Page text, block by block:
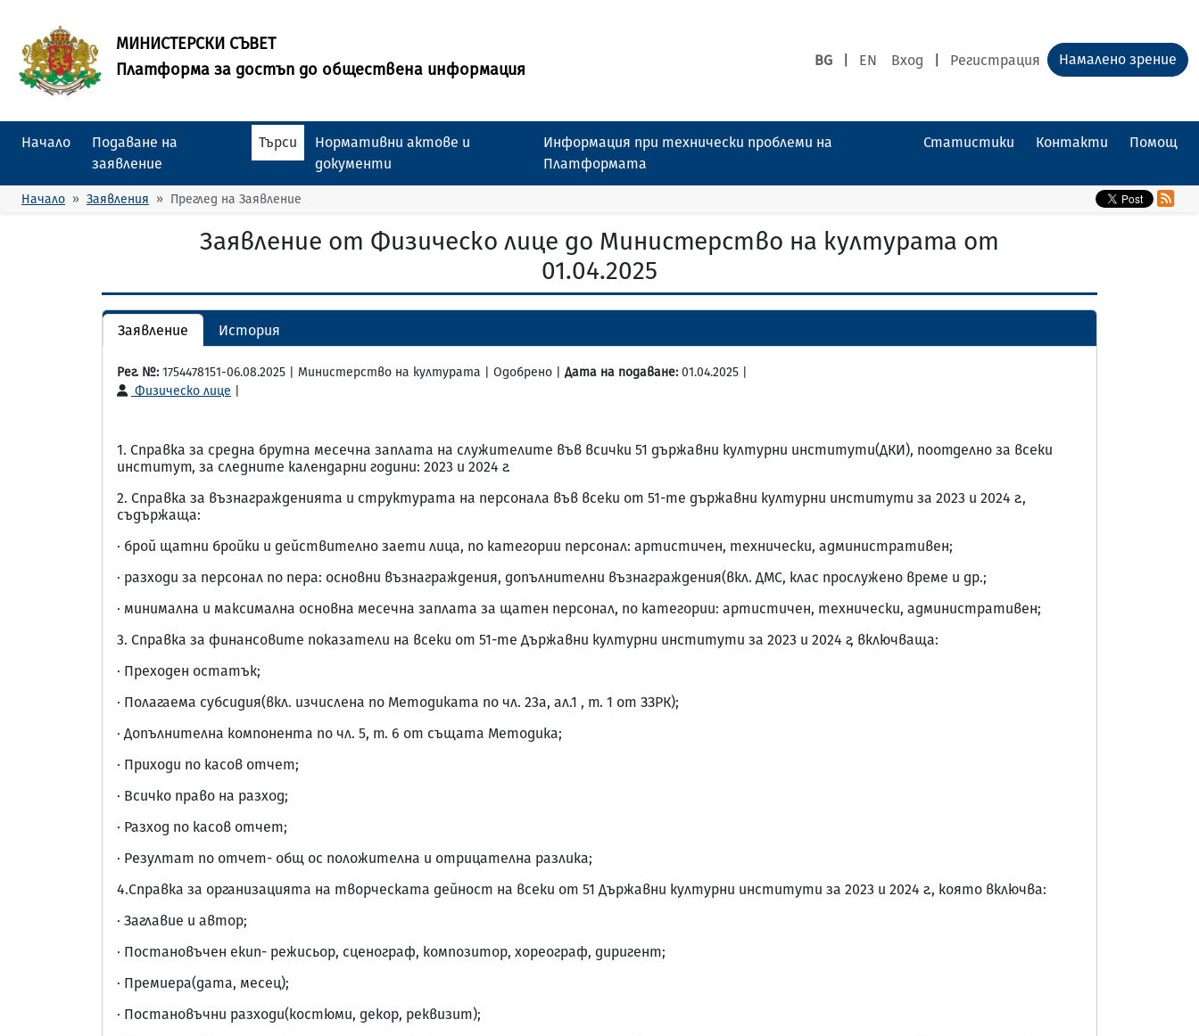
МИНИСТЕРСКИ СЪВЕТ
Платформа за достъп до обществена информация
BG EN Вход Регистрация Намалено зрение
Начало
Подаване на
заявление
Търси
Нормативни актове и
документи
Информация при технически проблеми на
Платформата
Статистики Контакти Помощ
Начало Заявления Преглед на Заявление
Заявление от Физическо лице до Министерство на културата от
01.04.2025
Заявление История
Рег. №: 1754478151-06.08.2025 | Министерство на културата | Одобрено | Дата на подаване: 01.04.2025 |
Физическо лице
1. Справка за средна брутна месечна заплата на служителите във всички 51 държавни културни институти(ДКИ), поотделно за всеки
институт, за следните календарни години: 2023 и 2024 г.
2. Справка за възнагражденията и структурата на персонала във всеки от 51-те държавни културни институти за 2023 и 2024 г.,
съдържаща:
· брой щатни бройки и действително заети лица, по категории персонал: артистичен, технически, административен;
· разходи за персонал по пера: основни възнаграждения, допълнителни възнаграждения(вкл. ДМС, клас прослужено време и др.;
· минимална и максимална основна месечна заплата за щатен персонал, по категории: артистичен, технически, административен;
3. Справка за финансовите показатели на всеки от 51-те Държавни културни институти за 2023 и 2024 г, включваща:
· Преходен остатък;
· Полагаема субсидия(вкл. изчислена по Методиката по чл. 23а, ал.1 , т. 1 от ЗЗРК);
· Допълнителна компонента по чл. 5, т. 6 от същата Методика;
· Приходи по касов отчет;
· Всичко право на разход;
· Разход по касов отчет;
· Резултат по отчет- общ ос положителна и отрицателна разлика;
4.Справка за организацията на творческата дейност на всеки от 51 Държавни културни институти за 2023 и 2024 г., която включва:
· Заглавие и автор;
· Постановъчен екип- режисьор, сценограф, композитор, хореограф, диригент;
· Премиера(дата, месец);
· Постановъчни разходи(костюми, декор, реквизит);